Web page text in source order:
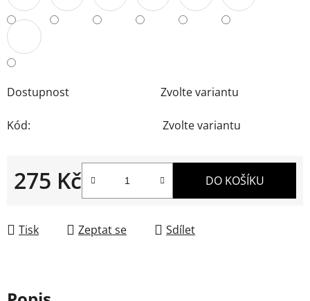
Dostupnost Zvolte variantu
Kód: Zvolte variantu
275 Kč DO KOŠÍKU
Tisk Zeptat se Sdílet